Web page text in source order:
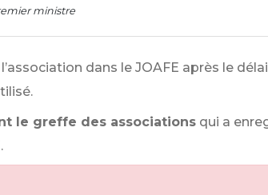
ministre
dans le JOAFE après le
le greffe des associations qui a